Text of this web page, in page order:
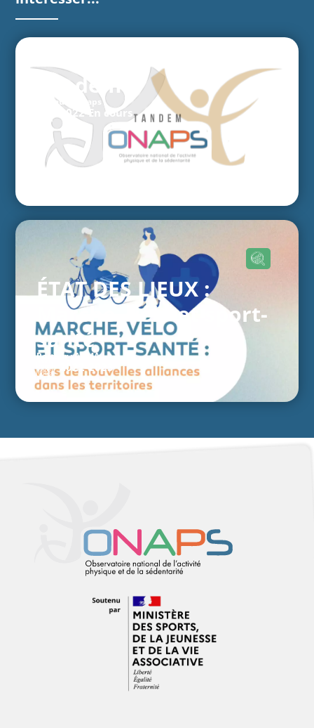
Tandem
Porteur : Onaps
2022-En cours
ÉTAT DES LIEUX :
Marche, vélo et sport-
santé
Porteur : ADMA
2022-2023